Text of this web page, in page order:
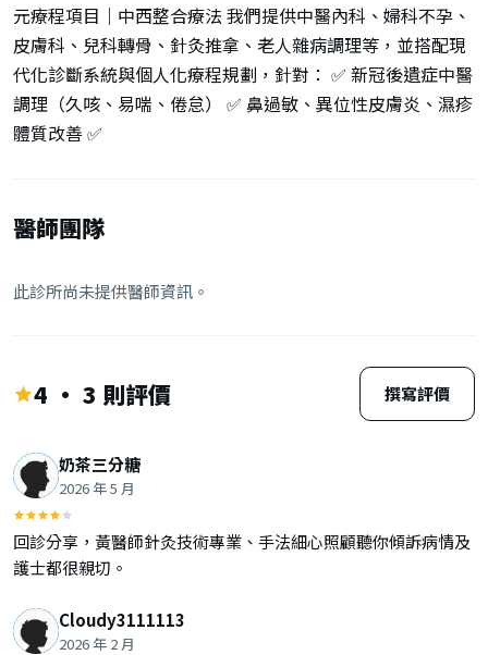
元療程項目｜中西整合療法 我們提供中醫內科、婦科不孕、
皮膚科、兒科轉骨、針灸推拿、老人雜病調理等，並搭配現
代化診斷系統與個人化療程規劃，針對： ✅ 新冠後遺症中醫
調理（久咳、易喘、倦怠） ✅ 鼻過敏、異位性皮膚炎、濕疹
體質改善 ✅
醫師團隊
此診所尚未提供醫師資訊。
4 · 3 則評價 撰寫評價
奶茶三分糖
2026 年 5 月
回診分享，黃醫師針灸技術專業、手法細心照顧聽你傾訴病情及
護士都很親切。
Cloudy3111113
2026 年 2 月